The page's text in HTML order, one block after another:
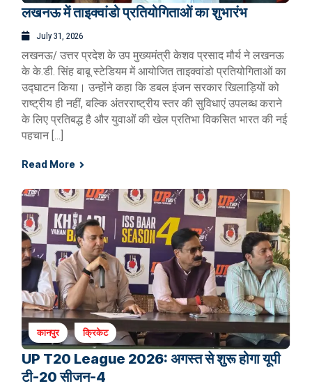
लखनऊ में ताइक्वांडो प्रतियोगिताओं का शुभारंभ
July 31, 2026
लखनऊ/ उत्तर प्रदेश के उप मुख्यमंत्री केशव प्रसाद मौर्य ने लखनऊ
के के.डी. सिंह बाबू स्टेडियम में आयोजित ताइक्वांडो प्रतियोगिताओं का
उद्घाटन किया। उन्होंने कहा कि डबल इंजन सरकार खिलाड़ियों को
राष्ट्रीय ही नहीं, बल्कि अंतरराष्ट्रीय स्तर की सुविधाएं उपलब्ध कराने
के लिए प्रतिबद्ध है और युवाओं की खेल प्रतिभा विकसित भारत की नई
पहचान […]
Read More
कानपुर क्रिकेट
UP T20 League 2026: अगस्त से शुरू होगा यूपी
टी-20 सीजन-4